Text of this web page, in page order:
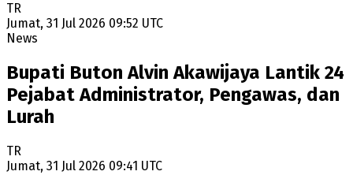
TR
Jumat, 31 Jul 2026 09:52 UTC
News
Bupati Buton Alvin Akawijaya Lantik 24
Pejabat Administrator, Pengawas, dan
Lurah
TR
Jumat, 31 Jul 2026 09:41 UTC